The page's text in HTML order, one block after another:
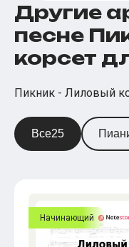
Другие
песне
корсет
Пикник - Лиловый
Все25
Начинающий